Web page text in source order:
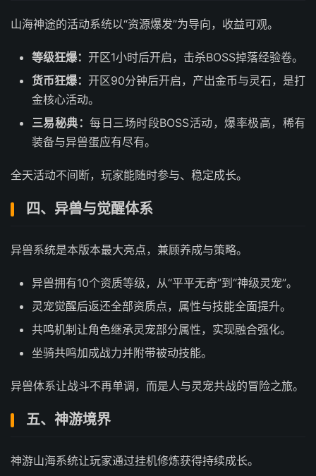
山海神途的活动系统以“资源爆发”为导向，收益可观。
等级狂爆： 开区1小时后开启，击杀BOSS掉落经验卷。
货币狂爆： 开区90分钟后开启，产出金币与灵石，是打
金核心活动。
三易秘典：每日三场时段BOSS活动，爆率极高，稀有
装备与异兽蛋应有尽有。
全天活动不间断，玩家能随时参与、稳定成长。
四、异兽与觉醒体系
异兽系统是本版本最大亮点，兼顾养成与策略。
异兽拥有10个资质等级，从“平平无奇”到“神级灵宠”。
灵宠觉醒后返还全部资质点，属性与技能全面提升。
共鸣机制让角色继承灵宠部分属性，实现融合强化。
坐骑共鸣加成战力并附带被动技能。
异兽体系让战斗不再单调，而是人与灵宠共战的冒险之旅。
五、神游境界
神游山海系统让玩家通过挂机修炼获得持续成长。